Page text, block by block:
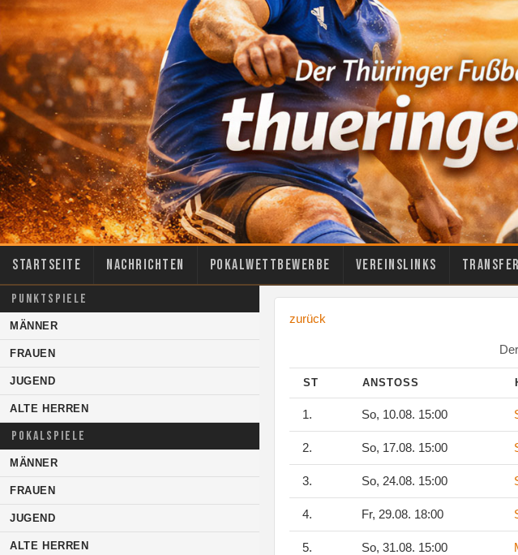
Startseite Nachrichten Pokalwettbewerbe Vereinslinks
PUNKTSPIELE
MÄNNER
FRAUEN
JUGEND
ALTE HERREN
POKALSPIELE
MÄNNER
FRAUEN
JUGEND
ALTE HERREN
zurück
ST ANSTOSS
1. So, 10.08. 15:00
2. So, 17.08. 15:00
3. So, 24.08. 15:00
4. Fr, 29.08. 18:00
5. So, 31.08. 15:00